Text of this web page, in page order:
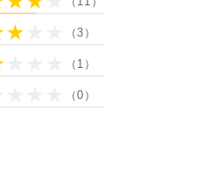
（3）
（1）
（0）